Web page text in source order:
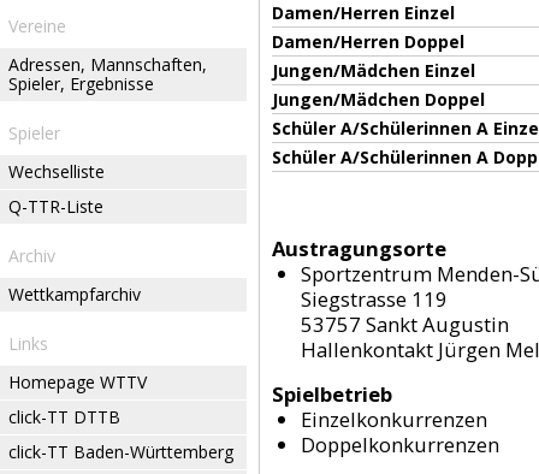
Vereine
Adressen, Mannschaften,
Spieler, Ergebnisse
Spieler
Wechselliste
Q-TTR-Liste
Archiv
Wettkampfarchiv
Links
Homepage WTTV
click-TT DTTB
click-TT Baden-Württemberg
Damen/Herren Einzel
Damen/Herren Doppel
Jungen/Mädchen Einzel
Jungen/Mädchen Doppel
Schüler A/Schülerinnen A
Schüler A/Schülerinnen A
Austragungsorte
Sportzentrum Menden-
Siegstrasse 119
53757 Sankt Augustin
Hallenkontakt Jürgen
Spielbetrieb
Einzelkonkurrenzen
Doppelkonkurrenzen